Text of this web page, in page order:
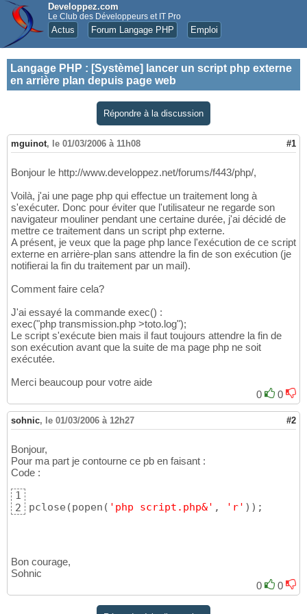
Developpez.com
Le Club des Développeurs et IT Pro
Actus Forum Langage PHP Emploi
Langage PHP : [Système] lancer un script php externe
en arrière plan depuis page web
Répondre à la discussion
mguinot, le 01/03/2006 à 11h08 #1
Bonjour le http://www.developpez.net/forums/f443/php/,
Voilà, j'ai une page php qui effectue un traitement long à
s'exécuter. Donc pour éviter que l'utilisateur ne regarde son
navigateur mouliner pendant une certaine durée, j'ai décidé de
mettre ce traitement dans un script php externe.
A présent, je veux que la page php lance l'exécution de ce script
externe en arrière-plan sans attendre la fin de son exécution (je
notifierai la fin du traitement par un mail).
Comment faire cela?
J'ai essayé la commande exec() :
exec("php transmission.php >toto.log");
Le script s'exécute bien mais il faut toujours attendre la fin de
son exécution avant que la suite de ma page php ne soit
exécutée.
Merci beaucoup pour votre aide
0
0
sohnic, le 01/03/2006 à 12h27 #2
Bonjour,
Pour ma part je contourne ce pb en faisant :
Code :
1
2
pclose (popen ( 'php script.php&' , 'r' ) ) ;
Bon courage,
Sohnic
0
0